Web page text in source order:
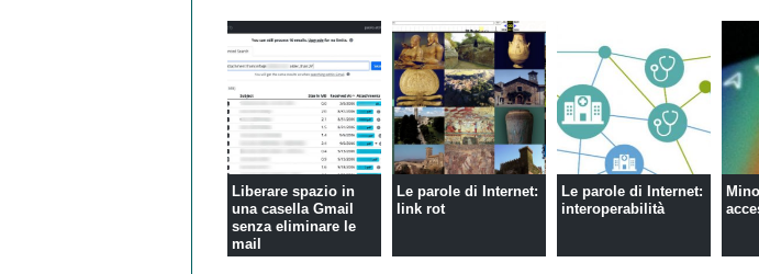
Liberare spazio in
una casella Gmail
senza eliminare le
mail
Le parole di Internet:
link rot
Le parole di Internet:
interoperabilità